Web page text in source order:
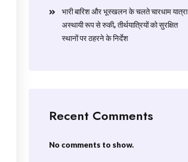
​भारी बारिश और भूस्खलन के चलते चारधाम यात्रा
अस्थायी रूप से रुकी, तीर्थयात्रियों को सुरक्षित
स्थानों पर ठहरने के निर्देश
Recent Comments
No comments to show.